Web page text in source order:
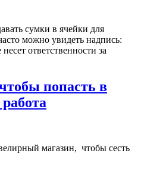
сумки в ячейки для
можно увидеть надпись:
ответственности за
попасть в
магазин, чтобы сесть